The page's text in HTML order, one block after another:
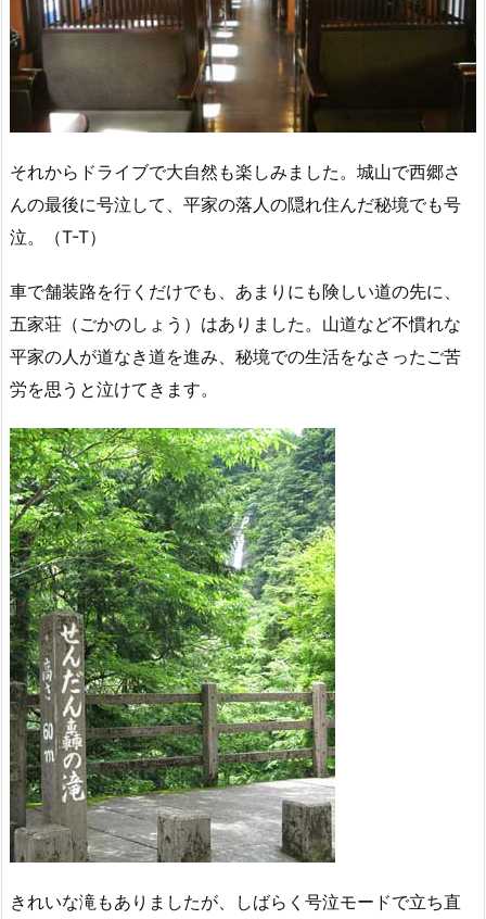
それからドライブで大自然も楽しみました。城山で西郷さ
んの最後に号泣して、平家の落人の隠れ住んだ秘境でも号
泣。（T-T）
車で舗装路を行くだけでも、あまりにも険しい道の先に、
五家荘（ごかのしょう）はありました。山道など不慣れな
平家の人が道なき道を進み、秘境での生活をなさったご苦
労を思うと泣けてきます。
きれいな滝もありましたが、しばらく号泣モードで立ち直